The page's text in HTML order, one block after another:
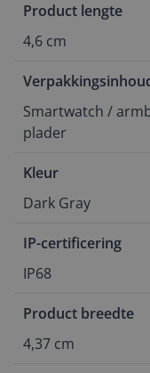
Product lengte
4,6 cm
Smartwatch /
plader
Kleur
Dark Gray
IP-certificering
IP68
Product breedte
4,37 cm